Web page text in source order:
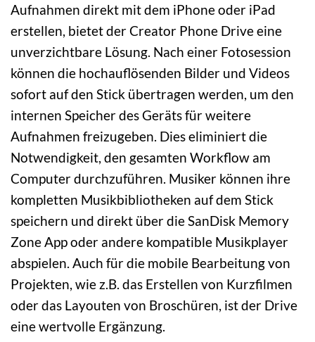
Aufnahmen direkt mit dem iPhone oder iPad
erstellen, bietet der Creator Phone Drive eine
unverzichtbare Lösung. Nach einer Fotosession
können die hochauflösenden Bilder und Videos
sofort auf den Stick übertragen werden, um den
internen Speicher des Geräts für weitere
Aufnahmen freizugeben. Dies eliminiert die
Notwendigkeit, den gesamten Workflow am
Computer durchzuführen. Musiker können ihre
kompletten Musikbibliotheken auf dem Stick
speichern und direkt über die SanDisk Memory
Zone App oder andere kompatible Musikplayer
abspielen. Auch für die mobile Bearbeitung von
Projekten, wie z.B. das Erstellen von Kurzfilmen
oder das Layouten von Broschüren, ist der Drive
eine wertvolle Ergänzung.